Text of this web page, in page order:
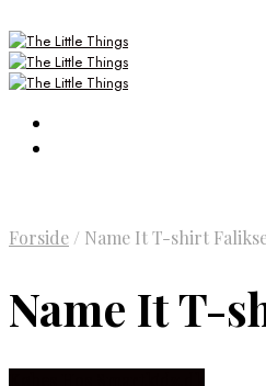
Forside / Name It T-shirt
Name It T-